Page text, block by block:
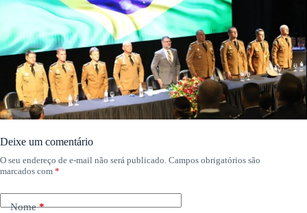
Deixe um comentário
O seu endereço de e-mail não será publicado. Campos obrigatórios são
marcados com *
Nome*